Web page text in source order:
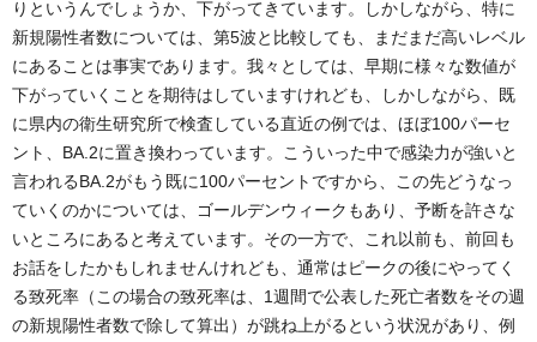
りというんでしょうか、下がってきています。しかしながら、特に
新規陽性者数については、第5波と比較しても、まだまだ高いレベル
にあることは事実であります。我々としては、早期に様々な数値が
下がっていくことを期待はしていますけれども、しかしながら、既
に県内の衛生研究所で検査している直近の例では、ほぼ100パーセ
ント、BA.2に置き換わっています。こういった中で感染力が強いと
言われるBA.2がもう既に100パーセントですから、この先どうなっ
ていくのかについては、ゴールデンウィークもあり、予断を許さな
いところにあると考えています。その一方で、これ以前も、前回も
お話をしたかもしれませんけれども、通常はピークの後にやってく
る致死率（この場合の致死率は、1週間で公表した死亡者数をその週
の新規陽性者数で除して算出）が跳ね上がるという状況があり、例